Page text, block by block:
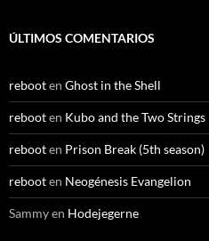
ÚLTIMOS COMENTARIOS
rebooten Ghost in the Shell
rebooten Kubo and the Two Strings
rebooten Prison Break (5th season)
rebooten Neogénesis Evangelion
Sammyen Hodejegerne